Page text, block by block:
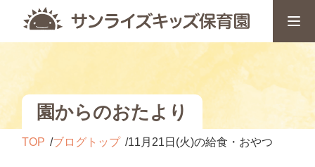
園からのおたより
TOP ブログトップ 11月21日(火)の給食・おやつ